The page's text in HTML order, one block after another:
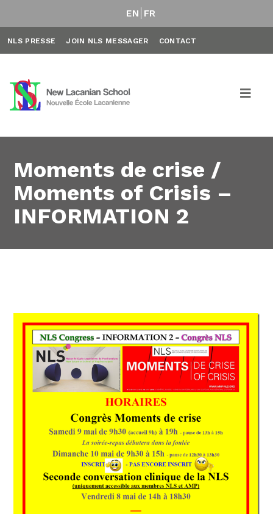
EN FR
NLS PRESSE JOIN NLS MESSAGER CONTACT
Moments de crise /
Moments of Crisis –
INFORMATION 2